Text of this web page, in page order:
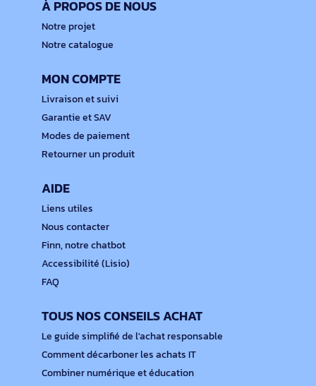
À PROPOS DE NOUS
Notre projet
Notre catalogue
MON COMPTE
Livraison et suivi
Garantie et SAV
Modes de paiement
Retourner un produit
AIDE
Liens utiles
Nous contacter
Finn, notre chatbot
Accessibilité (Lisio)
FAQ
TOUS NOS CONSEILS ACHAT
Le guide simplifié de l'achat responsable
Comment décarboner les achats IT
Combiner numérique et éducation